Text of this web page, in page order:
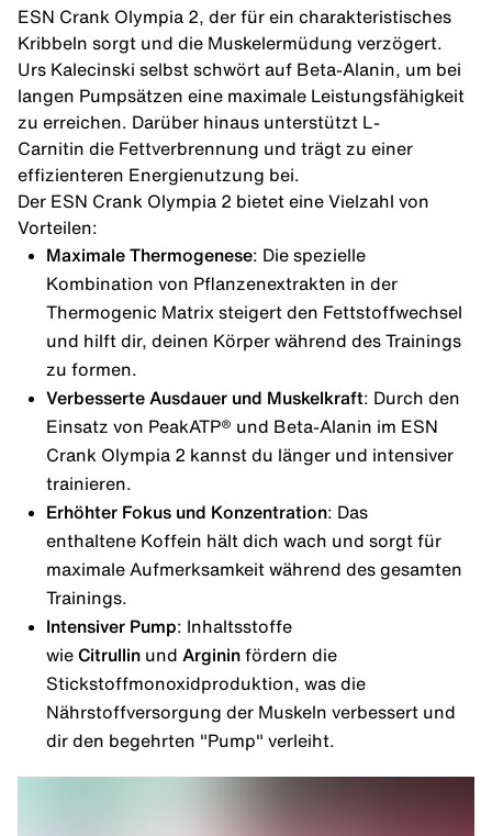
ESN Crank Olympia 2, der für ein charakteristisches
Kribbeln sorgt und die Muskelermüdung verzögert.
Urs Kalecinski selbst schwört auf Beta-Alanin , um bei
langen Pumpsätzen eine maximale Leistungsfähigkeit
zu erreichen. Darüber hinaus unterstützt L-
Carnitin die Fettverbrennung und trägt zu einer
effizienteren Energienutzung bei.
Der ESN Crank Olympia 2 bietet eine Vielzahl von
Vorteilen:
Maximale Thermogenese: Die spezielle
Kombination von Pflanzenextrakten in der
Thermogenic Matrix steigert den Fettstoffwechsel
und hilft dir, deinen Körper während des Trainings
zu formen.
Verbesserte Ausdauer und Muskelkraft: Durch den
Einsatz von PeakATP® und Beta-Alanin im ESN
Crank Olympia 2 kannst du länger und intensiver
trainieren.
Erhöhter Fokus und Konzentration: Das
enthaltene Koffein hält dich wach und sorgt für
maximale Aufmerksamkeit während des gesamten
Trainings.
Intensiver Pump: Inhaltsstoffe
wie Citrullinund Argininfördern die
Stickstoffmonoxidproduktion, was die
Nährstoffversorgung der Muskeln verbessert und
dir den begehrten "Pump" verleiht.